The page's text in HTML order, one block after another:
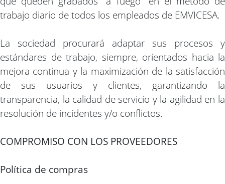
trabajo diario de todos los empleados de EMVICESA.
La sociedad procurará adaptar sus procesos y
estándares de trabajo, siempre, orientados hacia la
mejora continua y la maximización de la satisfacción
de sus usuarios y clientes, garantizando la
transparencia, la calidad de servicio y la agilidad en la
resolución de incidentes y/o conflictos.
COMPROMISO CON LOS PROVEEDORES
Política de compras